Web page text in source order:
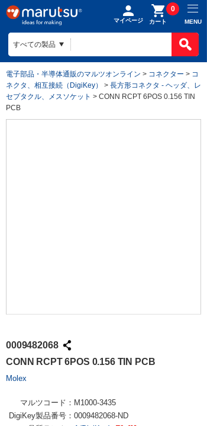
マイページ カート
0
MENU
電子部品・半導体通販のマルツオンライン > コネクター > コ
ネクタ、相互接続（DigiKey）
> 長方形コネクタ - ヘッダ、レ
セプタクル、メスソケット > CONN RCPT 6POS 0.156 TIN
PCB
0009482068
CONN RCPT 6POS 0.156 TIN PCB
Molex
マルツコード： M1000-3435
DigiKey製品番号： 0009482068-ND